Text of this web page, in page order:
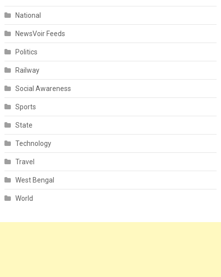
National
NewsVoir Feeds
Politics
Railway
Social Awareness
Sports
State
Technology
Travel
West Bengal
World